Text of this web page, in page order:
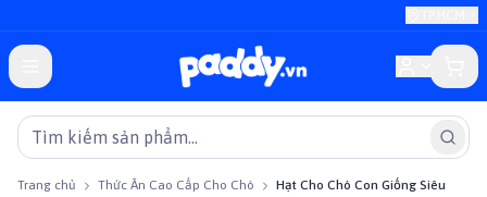
Trang chủ Thức Ăn Cao Cấp Cho Chó
Hạt Cho Chó Con Giống Siêu